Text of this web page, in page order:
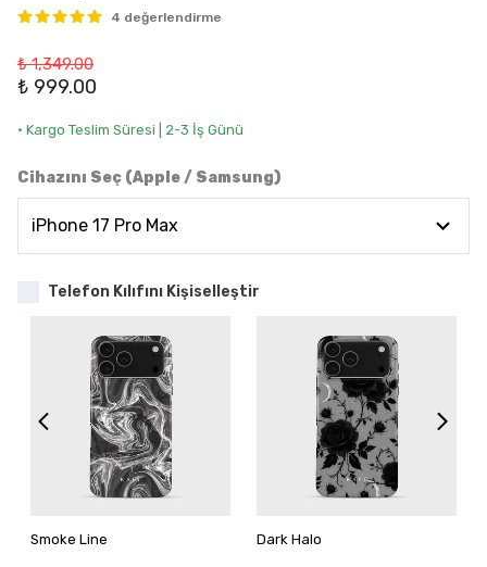
4 değerlendirme
₺ 1,349.00
₺ 999.00
• Kargo Teslim Süresi | 2-3 İş Günü
Cihazını Seç (Apple / Samsung)
Telefon Kılıfını Kişiselleştir
Smoke Line Dark Halo